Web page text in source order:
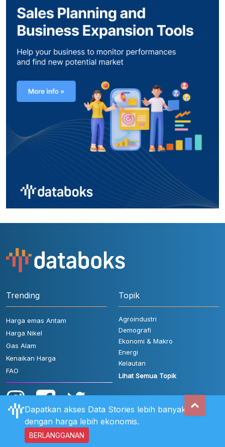
Trending
Harga emas Antam
Harga Nikel
Gas Alam
Kenaikan Harga
FAO
Topik
Agroindustri
Demografi
Ekonomi & Makro
Energi
Kelautan
Lihat Semua Topik
Aturan Pengguna Hubungi Kami
Dapatkan akses Data Stories lebih banyak
dengan harga lebih ekonomis.
BERLANGGANAN